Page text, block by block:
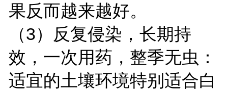
果反而越来越好。
（3）反复侵染，长期持
效，一次用药，整季无虫：
适宜的土壤环境特别适合白